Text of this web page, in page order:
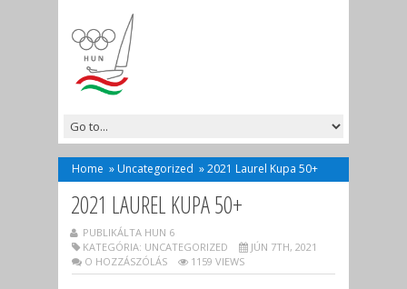
Home » Uncategorized »2021 Laurel Kupa 50+
2021 LAUREL KUPA 50+
PUBLIKÁLTA HUN 6
KATEGÓRIA: UNCATEGORIZED
JÚN 7TH, 2021
O HOZZÁSZÓLÁS
1159 VIEWS